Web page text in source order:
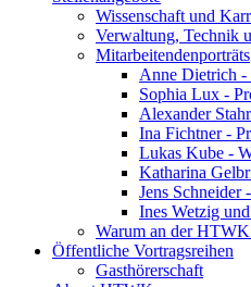
Wissenschaft und
Verwaltung, Technik
Mitarbeitendenporträts
Anne Dietrich -
Sophia Lux -
Alexander
Ina Fichtner -
Lukas Kube -
Katharina
Jens Schneider
Ines Wetzig
Warum an der
Öffentliche Vortragsreihen
Gasthörerschaft